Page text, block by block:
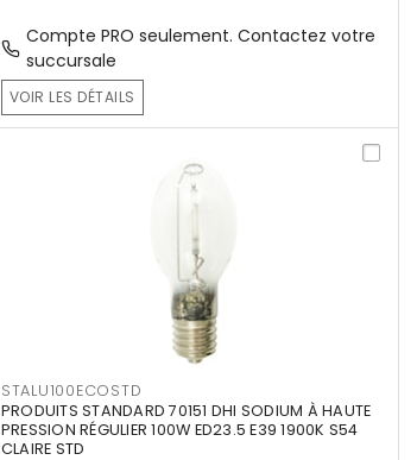
Compte PRO seulement. Contactez votre
succursale
VOIR LES DÉTAILS
STALU100ECOSTD
PRODUITS STANDARD 70151 DHI SODIUM À HAUTE
PRESSION RÉGULIER 100W ED23.5 E39 1900K S54
CLAIRE STD